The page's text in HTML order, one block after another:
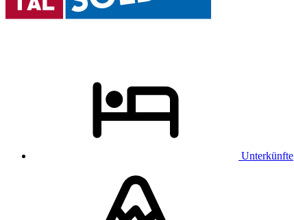
Unterkünfte